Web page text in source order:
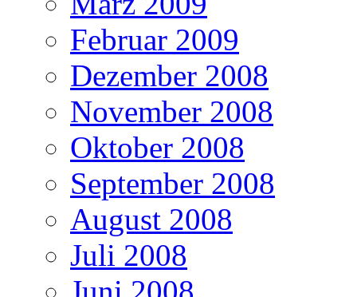
Februar 2009
Dezember 2008
November 2008
Oktober 2008
September 2008
August 2008
Juli 2008